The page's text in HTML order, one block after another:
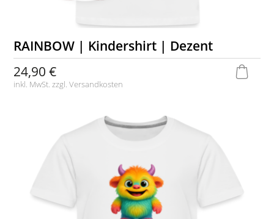
RAINBOW | Kindershirt | Dezent
24,90 €
inkl. MwSt. zzgl.Versandkosten